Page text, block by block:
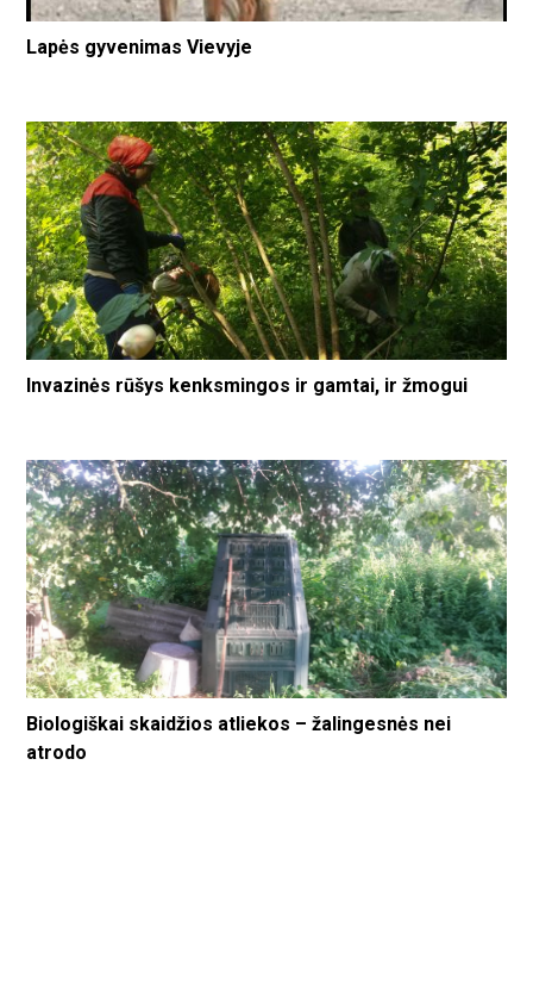
Lapės gyvenimas Vievyje
Invazinės rūšys kenksmingos ir gamtai, ir žmogui
Biologiškai skaidžios atliekos – žalingesnės nei
atrodo